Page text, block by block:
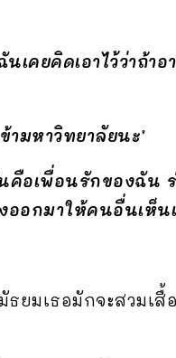
ยคิดเอาไว้ว่าถ้าอ
มหาวิทยาลัยนะ’
อเพื่อนรักของฉัน
อกมาให้คนอื่นเห็น
ยมเธอมักจะสวมเ